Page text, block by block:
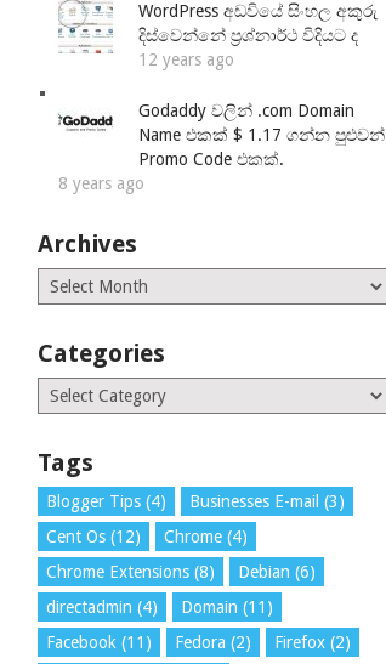
WordPress අඩවියේ සිංහල අකුරු
දිස්වෙන්නේ ප්‍රශ්නාර්ථ විදියට ද
12 years ago
Godaddy වලින් .com Domain
Name එකක් $ 1.17 ගන්න පුළුවන්
Promo Code එකක්.
8 years ago
Archives
Archives
Categories
Categories
Tags
Blogger Tips (4) Businesses E-mail (3)
Cent Os (12) Chrome (4)
Chrome Extensions (8) Debian (6)
directadmin (4) Domain (11)
Facebook (11) Fedora (2) Firefox (2)